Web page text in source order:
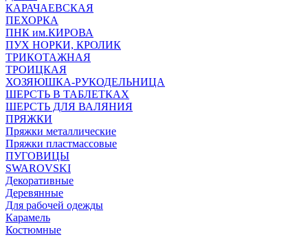
КАРАЧАЕВСКАЯ
ПЕХОРКА
ПНК им.КИРОВА
ПУХ НОРКИ, КРОЛИК
ТРИКОТАЖНАЯ
ТРОИЦКАЯ
ХОЗЯЮШКА-РУКОДЕЛЬНИЦА
ШЕРСТЬ В ТАБЛЕТКАХ
ШЕРСТЬ ДЛЯ ВАЛЯНИЯ
ПРЯЖКИ
Пряжки металлические
Пряжки пластмассовые
ПУГОВИЦЫ
SWAROVSKI
Декоративные
Деревянные
Для рабочей одежды
Карамель
Костюмные